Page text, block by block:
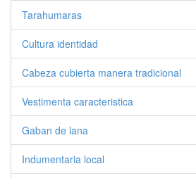
Tarahumaras
Cultura identidad
Cabeza cubierta manera tradicional
Vestimenta caracteristica
Gaban de lana
Indumentaria local